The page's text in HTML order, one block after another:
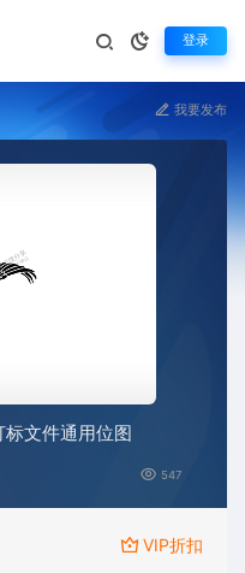
登录
我要发布
文件通用位图
547
VIP折扣